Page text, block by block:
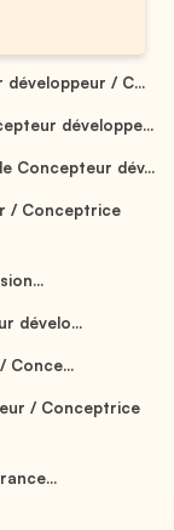
/ C...
développe...
Concepteur dév...
/ Conceptrice
dévelo...
Conce...
/ Conceptrice